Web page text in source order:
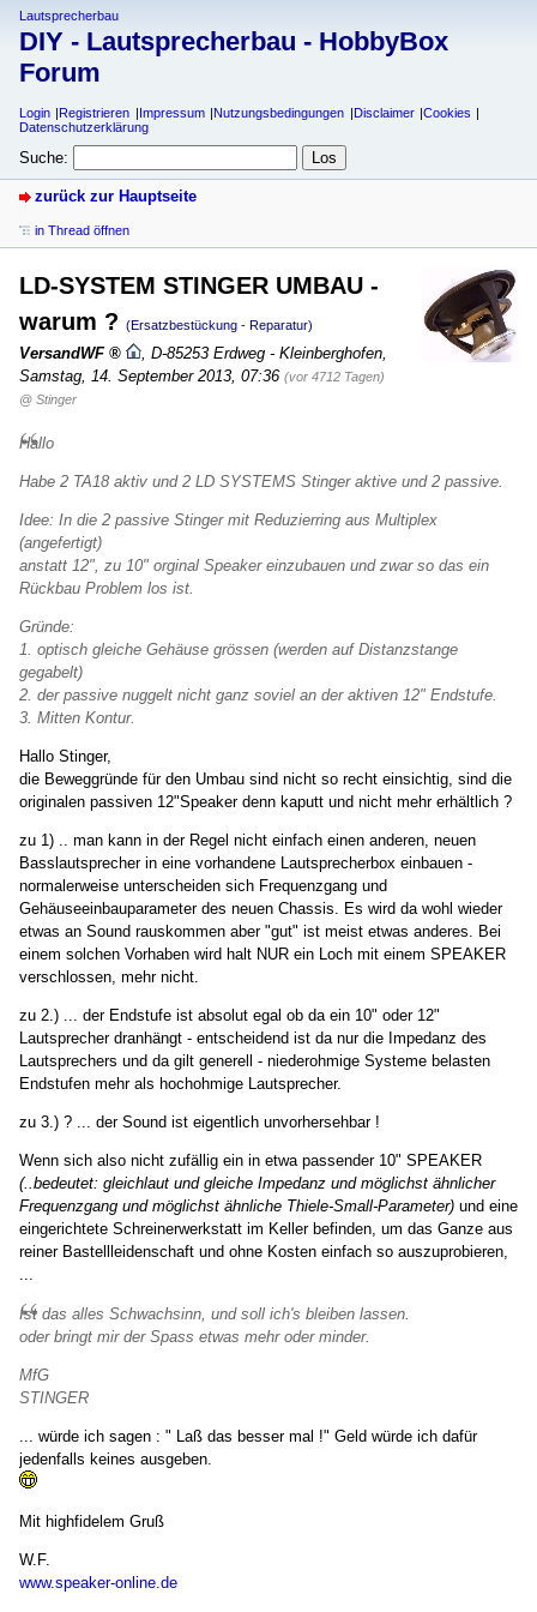
Lautsprecherbau
DIY - Lautsprecherbau - HobbyBox
Forum
Login Registrieren Impressum Nutzungsbedingungen Disclaimer
Cookies
Datenschutzerklärung
Suche:
zurück zur Hauptseite
in Thread öffnen
LD-SYSTEM STINGER UMBAU -
warum ? (Ersatzbestückung - Reparatur)
VersandWF D-85253 Erdweg - Kleinberghofen
Samstag, 14. September 2013, 07:36 (vor 4712 Tagen)
@ Stinger
Hallo
Habe 2 TA18 aktiv und 2 LD SYSTEMS Stinger aktive und 2 passive.
Idee: In die 2 passive Stinger mit Reduzierring aus Multiplex
(angefertigt)
anstatt 12", zu 10" orginal Speaker einzubauen und zwar so das ein
Rückbau Problem los ist.
Gründe:
1. optisch gleiche Gehäuse grössen (werden auf Distanzstange
gegabelt)
2. der passive nuggelt nicht ganz soviel an der aktiven 12" Endstufe.
3. Mitten Kontur.
Hallo Stinger,
die Beweggründe für den Umbau sind nicht so recht einsichtig, sind die
originalen passiven 12"Speaker denn kaputt und nicht mehr erhältlich ?
zu 1) .. man kann in der Regel nicht einfach einen anderen, neuen
Basslautsprecher in eine vorhandene Lautsprecherbox einbauen -
normalerweise unterscheiden sich Frequenzgang und
Gehäuseeinbauparameter des neuen Chassis. Es wird da wohl wieder
etwas an Sound rauskommen aber "gut" ist meist etwas anderes. Bei
einem solchen Vorhaben wird halt NUR ein Loch mit einem SPEAKER
verschlossen, mehr nicht.
zu 2.) ... der Endstufe ist absolut egal ob da ein 10" oder 12"
Lautsprecher dranhängt - entscheidend ist da nur die Impedanz des
Lautsprechers und da gilt generell - niederohmige Systeme belasten
Endstufen mehr als hochohmige Lautsprecher.
zu 3.) ? ... der Sound ist eigentlich unvorhersehbar !
Wenn sich also nicht zufällig ein in etwa passender 10" SPEAKER
(..bedeutet: gleichlaut und gleiche Impedanz und möglichst ähnlicher
Frequenzgang und möglichst ähnliche Thiele-Small-Parameter) und eine
eingerichtete Schreinerwerkstatt im Keller befinden, um das Ganze aus
reiner Bastellleidenschaft und ohne Kosten einfach so auszuprobieren,
...
Ist das alles Schwachsinn, und soll ich's bleiben lassen.
oder bringt mir der Spass etwas mehr oder minder.
MfG
STINGER
... würde ich sagen : " Laß das besser mal !" Geld würde ich dafür
jedenfalls keines ausgeben.
Mit highfidelem Gruß
W.F.
www.speaker-online.de